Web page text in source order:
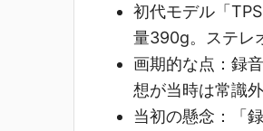
初代モデル「
量390g。ステレ
画期的な点 ：録
想が当時は常識外
当初の懸念 ：「